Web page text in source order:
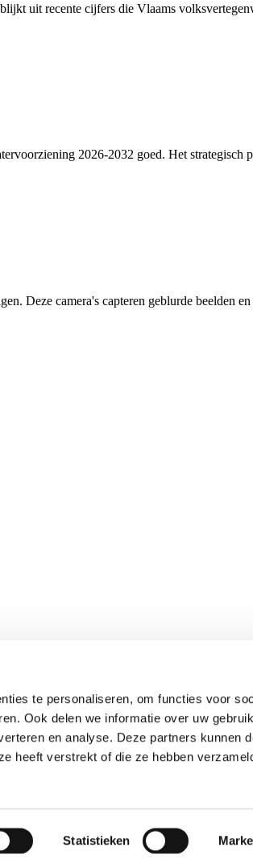
te personaliseren, om functies voor
Ook delen we informatie over uw
en analyse. Deze partners kunnen
heeft verstrekt of die ze hebben
Statistieken
uit recente cijfers die Vlaams
2026-2032 goed. Het
Deze camera's capteren geblurde beelden